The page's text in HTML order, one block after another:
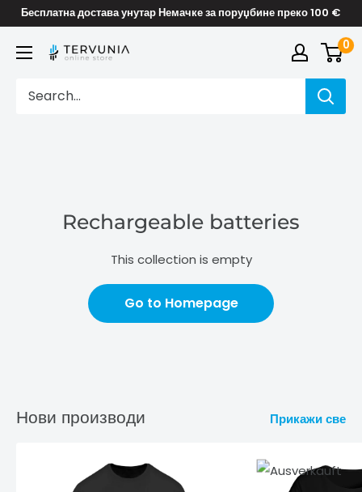
Skip
content
Бесплатна достава унутар Немачке за поруџбине преко 100 €
TERVUNIA
Stores
0
Rechargeable batteries
This collection is empty
Go to Homepage
Нови производи Прикажи све